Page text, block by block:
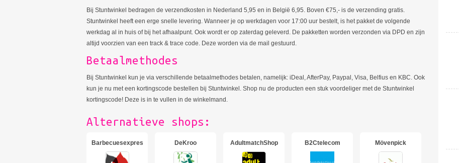
Bij Stuntwinkel bedragen de verzendkosten in Nederland 5,95 en in België 6,95. Boven €75,- is de verzending gratis.
Stuntwinkel heeft een erge snelle levering. Wanneer je op werkdagen voor 17:00 uur bestelt, is het pakket de volgende
werkdag al in huis of bij het afhaalpunt. Ook wordt er op zaterdag geleverd. De pakketten worden verzonden via DPD en zijn
altijd voorzien van een track & trace code. Deze worden via de mail gestuurd.
Betaalmethodes
Bij Stuntwinkel kun je via verschillende betaalmethodes betalen, namelijk: iDeal, AfterPay, Paypal, Visa, Belfius en KBC. Ook
kun je nu met een kortingscode bestellen bij Stuntwinkel. Shop nu de producten een stuk voordeliger met de Stuntwinkel
kortingscode! Deze is in te vullen in de winkelmand.
Alternatieve shops:
Barbecuesexpress DeKroo AdultmatchShop B2Ctelecom Mövenpick